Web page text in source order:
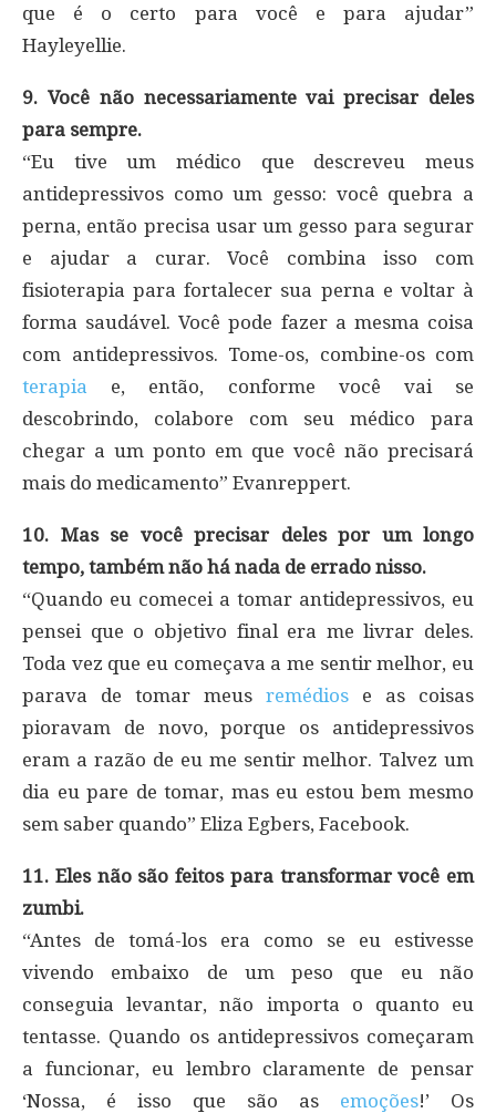
que é o certo para você e para ajudar”
Hayleyellie.
9. Você não necessariamente vai precisar deles
para sempre.
“Eu tive um médico que descreveu meus
antidepressivos como um gesso: você quebra a
perna, então precisa usar um gesso para segurar
e ajudar a curar. Você combina isso com
fisioterapia para fortalecer sua perna e voltar à
forma saudável. Você pode fazer a mesma coisa
com antidepressivos. Tome-os, combine-os com
terapia e, então, conforme você vai se
descobrindo, colabore com seu médico para
chegar a um ponto em que você não precisará
mais do medicamento” Evanreppert.
10. Mas se você precisar deles por um longo
tempo, também não há nada de errado nisso.
“Quando eu comecei a tomar antidepressivos, eu
pensei que o objetivo final era me livrar deles.
Toda vez que eu começava a me sentir melhor, eu
parava de tomar meus remédios e as coisas
pioravam de novo, porque os antidepressivos
eram a razão de eu me sentir melhor. Talvez um
dia eu pare de tomar, mas eu estou bem mesmo
sem saber quando” Eliza Egbers, Facebook.
11. Eles não são feitos para transformar você em
zumbi.
“Antes de tomá-los era como se eu estivesse
vivendo embaixo de um peso que eu não
conseguia levantar, não importa o quanto eu
tentasse. Quando os antidepressivos começaram
a funcionar, eu lembro claramente de pensar
‘Nossa, é isso que são as emoções!’ Os